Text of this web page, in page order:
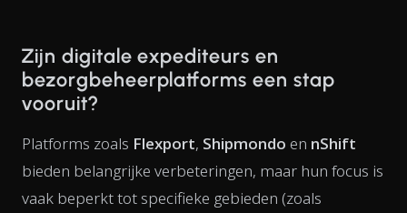
Zijn digitale expediteurs en
bezorgbeheerplatforms een stap
vooruit?
Platforms zoals Flexport, Shipmondo en nShift
bieden belangrijke verbeteringen, maar hun focus is
vaak beperkt tot specifieke gebieden (zoals